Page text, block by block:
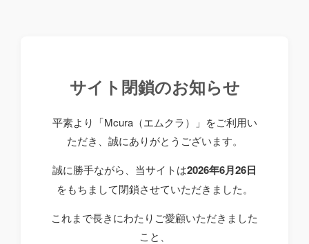
サイト閉鎖のお知らせ
平素より「Mcura（エムクラ）」をご利用い
ただき、誠にありがとうございます。
誠に勝手ながら、当サイトは2026年6月26日
をもちまして閉鎖させていただきました。
これまで長きにわたりご愛顧いただきました
こと、